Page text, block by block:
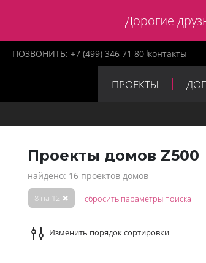
Дорогие
ПОЗВОНИТЬ: +7 (499) 346 71 80 контакты
ПРОЕКТЫ
Проекты домов Z500
найдено: 16 проектов домов
8 на 12 ✖ сбросить параметры поиска
Изменить порядок сортировки